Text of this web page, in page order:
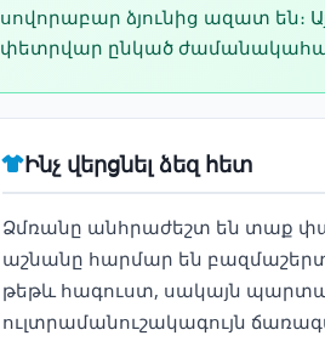
սովորաբար ձյունից ազատ են։
փետրվար ընկած
Ինչ վերցնել ձեզ հետ
Ձմռանը անհրաժեշտ են տաք
աշնանը հարմար են
թեթև հագուստ, սակայն
ուլտրամանուշակագույն